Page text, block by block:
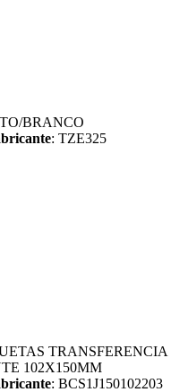
BRANCO
: TZE325
TRANSFERENCIA
102X150MM
: BCS1J150102203